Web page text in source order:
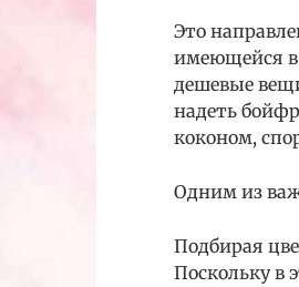
Это
имеющейся в
дешевые
надеть
коконом,
Одним из
Подбирая
Поскольку в